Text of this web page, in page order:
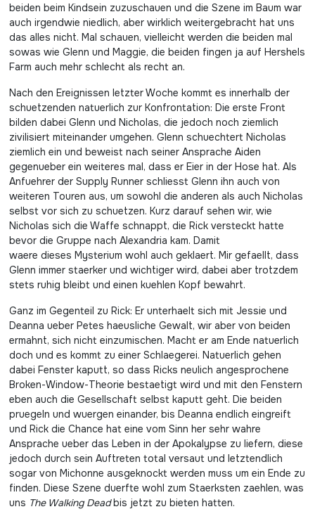
beiden beim Kindsein zuzuschauen und die Szene im Baum war
auch irgendwie niedlich, aber wirklich weitergebracht hat uns
das alles nicht. Mal schauen, vielleicht werden die beiden mal
sowas wie Glenn und Maggie, die beiden fingen ja auf Hershels
Farm auch mehr schlecht als recht an.
Nach den Ereignissen letzter Woche kommt es innerhalb der
schuetzenden natuerlich zur Konfrontation: Die erste Front
bilden dabei Glenn und Nicholas, die jedoch noch ziemlich
zivilisiert miteinander umgehen. Glenn schuechtert Nicholas
ziemlich ein und beweist nach seiner Ansprache Aiden
gegenueber ein weiteres mal, dass er Eier in der Hose hat. Als
Anfuehrer der Supply Runner schliesst Glenn ihn auch von
weiteren Touren aus, um sowohl die anderen als auch Nicholas
selbst vor sich zu schuetzen. Kurz darauf sehen wir, wie
Nicholas sich die Waffe schnappt, die Rick versteckt hatte
bevor die Gruppe nach Alexandria kam. Damit
waere dieses Mysterium wohl auch geklaert. Mir gefaellt, dass
Glenn immer staerker und wichtiger wird, dabei aber trotzdem
stets ruhig bleibt und einen kuehlen Kopf bewahrt.
Ganz im Gegenteil zu Rick: Er unterhaelt sich mit Jessie und
Deanna ueber Petes haeusliche Gewalt, wir aber von beiden
ermahnt, sich nicht einzumischen. Macht er am Ende natuerlich
doch und es kommt zu einer Schlaegerei. Natuerlich gehen
dabei Fenster kaputt, so dass Ricks neulich angesprochene
Broken-Window-Theorie bestaetigt wird und mit den Fenstern
eben auch die Gesellschaft selbst kaputt geht. Die beiden
pruegeln und wuergen einander, bis Deanna endlich eingreift
und Rick die Chance hat eine vom Sinn her sehr wahre
Ansprache ueber das Leben in der Apokalypse zu liefern, diese
jedoch durch sein Auftreten total versaut und letztendlich
sogar von Michonne ausgeknockt werden muss um ein Ende zu
finden. Diese Szene duerfte wohl zum Staerksten zaehlen, was
uns The Walking Deadbis jetzt zu bieten hatten.